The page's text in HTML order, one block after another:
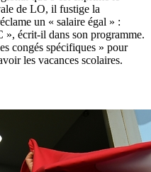
de LO, il fustige la
un « salaire égal » :
», écrit-il dans son programme.
congés spécifiques » pour
les vacances scolaires.